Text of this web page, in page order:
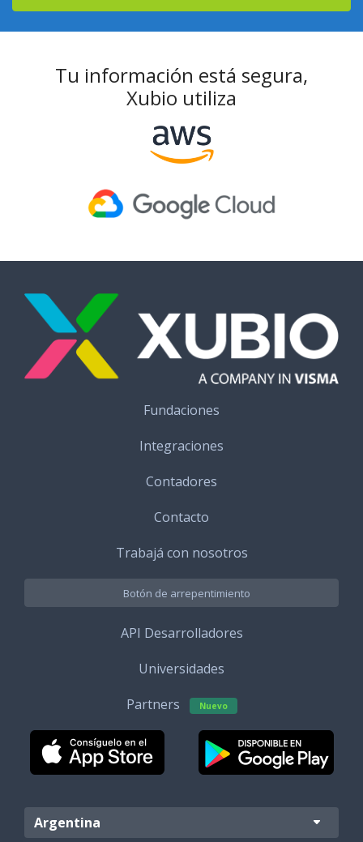
Tu información está segura,
Xubio utiliza
Fundaciones
Integraciones
Contadores
Contacto
Trabajá con nosotros
Botón de arrepentimiento
API Desarrolladores
Universidades
Partners
Nuevo